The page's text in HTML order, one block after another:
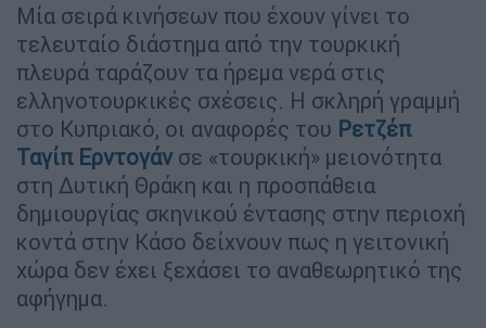
Μία σειρά κινήσεων που έχουν γίνει το
τελευταίο διάστημα από την τουρκική
πλευρά ταράζουν τα ήρεμα νερά στις
ελληνοτουρκικές σχέσεις. Η σκληρή γραμμή
στο Κυπριακό, οι αναφορές του Ρετζέπ
Ταγίπ Ερντογάν σε «τουρκική» μειονότητα
στη Δυτική Θράκη και η προσπάθεια
δημιουργίας σκηνικού έντασης στην περιοχή
κοντά στην Κάσο δείχνουν πως η γειτονική
χώρα δεν έχει ξεχάσει το αναθεωρητικό της
αφήγημα.